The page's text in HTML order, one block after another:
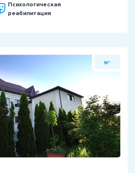
Психологическая
реабилитация
№